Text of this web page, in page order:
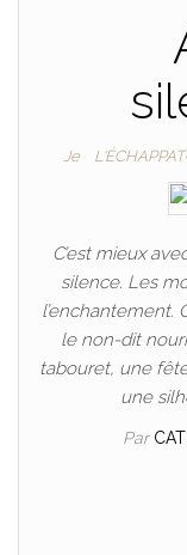
Je
C’est mieux
silence. Les
l’enchantement.
le non-dit
tabouret, une
une
Par